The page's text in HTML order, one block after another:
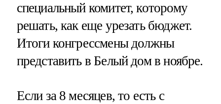
специальный комитет, которому
решать, как еще урезать бюджет.
Итоги конгрессмены должны
представить в Белый дом в ноябре.
Если за 8 месяцев, то есть с